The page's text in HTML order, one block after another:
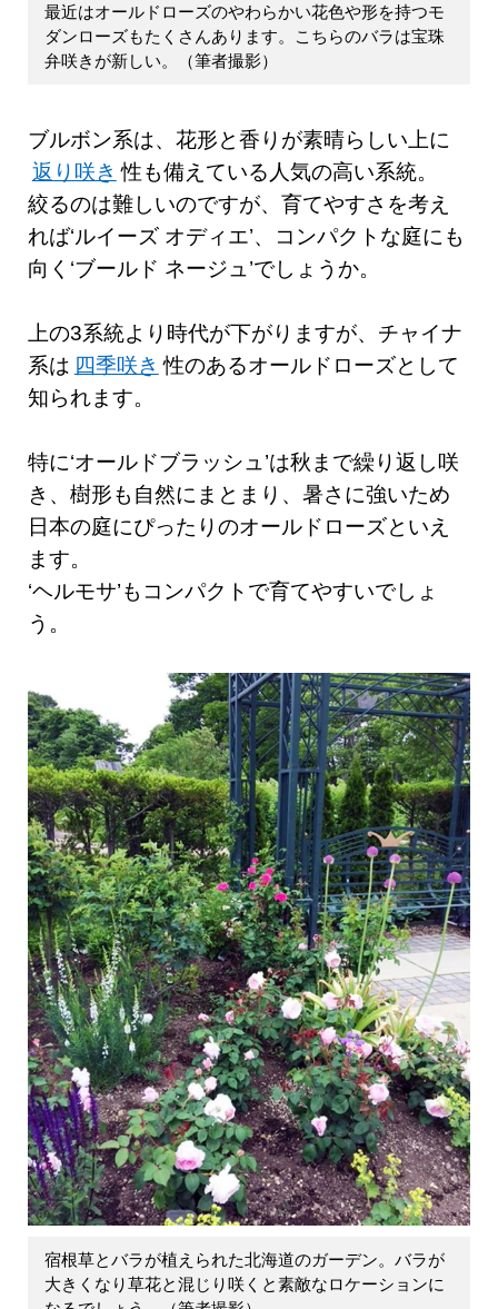
最近はオールドローズのやわらかい花色や形を持つモ
ダンローズもたくさんあります。こちらのバラは宝珠
弁咲きが新しい。（筆者撮影）
ブルボン系は、花形と香りが素晴らしい上に
返り咲き 性も備えている人気の高い系統。
絞るのは難しいのですが、育てやすさを考え
れば‘ルイーズ オディエ’、コンパクトな庭にも
向く‘ブールド ネージュ’でしょうか。
上の3系統より時代が下がりますが、チャイナ
系は 四季咲き 性のあるオールドローズとして
知られます。
特に‘オールドブラッシュ’は秋まで繰り返し咲
き、樹形も自然にまとまり、暑さに強いため
日本の庭にぴったりのオールドローズといえ
ます。
‘ヘルモサ’もコンパクトで育てやすいでしょ
う。
宿根草とバラが植えられた北海道のガーデン。バラが
大きくなり草花と混じり咲くと素敵なロケーションに